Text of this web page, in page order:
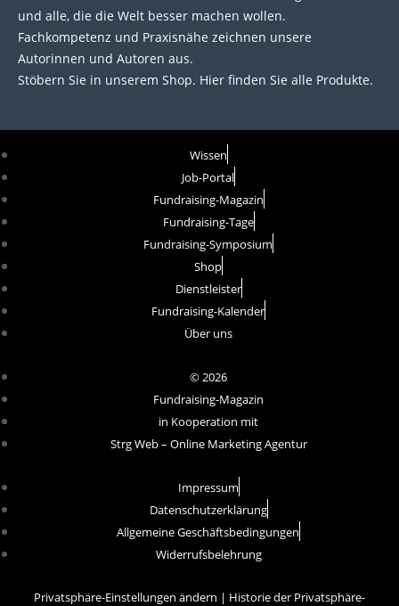
und alle, die die Welt besser machen wollen.
Fachkompetenz und Praxisnähe zeichnen unsere
Autorinnen und Autoren aus.
Stöbern Sie in unserem Shop. Hier finden Sie alle Produkte.
Wissen
Job-Portal
Fundraising-Magazin
Fundraising-Tage
Fundraising-Symposium
Shop
Dienstleister
Fundraising-Kalender
Über uns
© 2026
Fundraising-Magazin
in Kooperation mit
Strg Web – Online Marketing Agentur
Impressum
Datenschutzerklärung
Allgemeine Geschäftsbedingungen
Widerrufsbelehrung
Privatsphäre-Einstellungen ändern | Historie der Privatsphäre-